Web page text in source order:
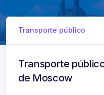
Transporte público
Transporte
de Moscow